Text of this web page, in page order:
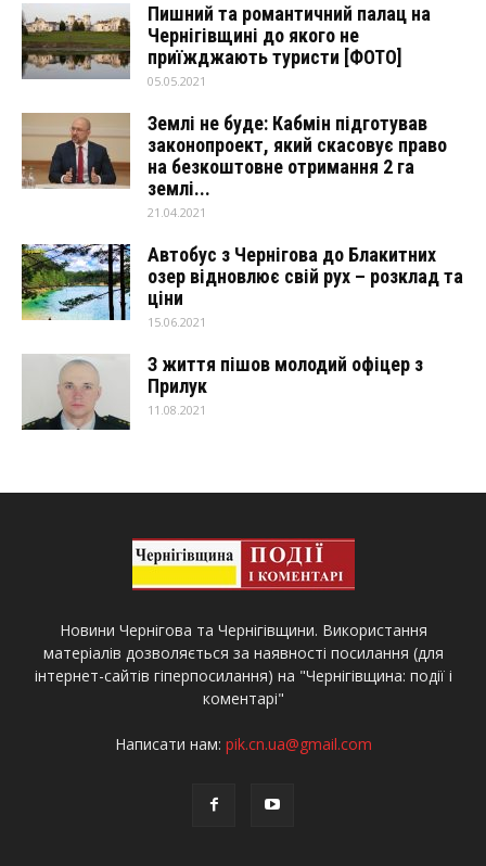
Пишний та романтичний палац на
Чернігівщині до якого не
приїжджають туристи [ФОТО]
05.05.2021
Землі не буде: Кабмін підготував
законопроект, який скасовує право
на безкоштовне отримання 2 га
землі...
21.04.2021
Автобус з Чернігова до Блакитних
озер відновлює свій рух – розклад та
ціни
15.06.2021
З життя пішов молодий офіцер з
Прилук
11.08.2021
Новини Чернігова та Чернігівщини. Використання
матеріалів дозволяється за наявності посилання (для
інтернет-сайтів гіперпосилання) на "Чернігівщина: події і
коментарі"
Написати нам: pik.cn.ua@gmail.com